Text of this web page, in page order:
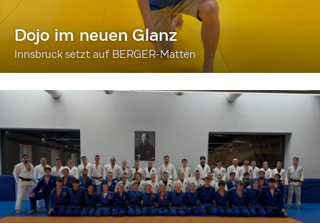
Dojo im neuen Glanz
Innsbruck setzt auf BERGER-Matten